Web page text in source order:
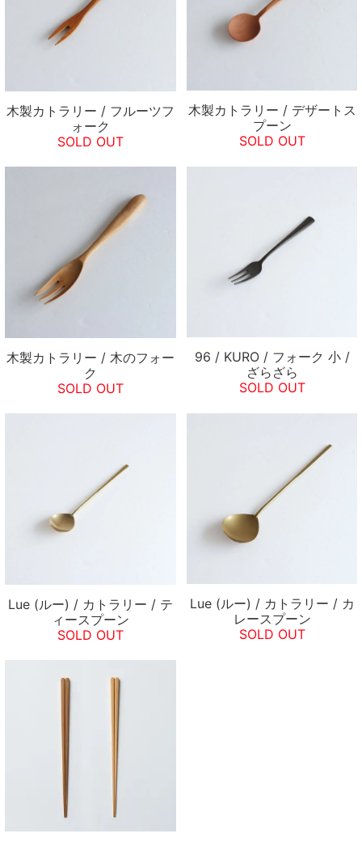
木製カトラリー / フルーツフ
ォーク
SOLD OUT
木製カトラリー / デザートス
プーン
SOLD OUT
木製カトラリー / 木のフォー
ク
SOLD OUT
96 / KURO / フォーク 小 /
ざらざら
SOLD OUT
Lue (ルー) / カトラリー / テ
ィースプーン
SOLD OUT
Lue (ルー) / カトラリー / カ
レースプーン
SOLD OUT